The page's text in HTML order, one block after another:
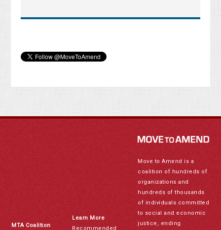
MTA Coalition
Learn More
Recommended
Move to Amend is a
coalition of hundreds of
organizations and
hundreds of thousands
of individuals committed
to social and economic
justice, ending